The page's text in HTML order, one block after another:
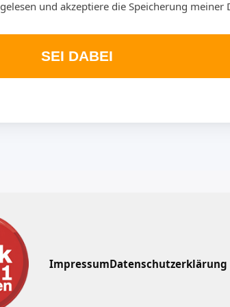
gelesen und akzeptiere die Speicherung meiner
SEI DABEI
ImpressumDatenschutzerklärung